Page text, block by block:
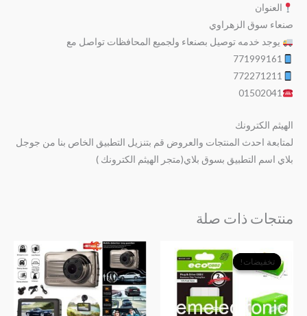
العنوان
صنعاء سوق الزهراوي
يوجد خدمه توصيل بصنعاء ولجميع المحافظات تواصل مع
771999161
772271211
01502041
الهيثم الكترونك
لمتابعة احدث المنتجات والعروض قم بتنزيل التطبيق الخاص بنا من جوجل
بلاي اسم التطبيق بسوق بلاي(متجر الهيثم الكترونك )
منتجات ذات صلة
تخفيضات!
تخفيضات!
الأصلي
هو:
الحالي
هو:
﷼9,000.